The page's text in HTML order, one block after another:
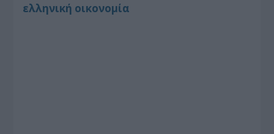
ελληνική οικονομία